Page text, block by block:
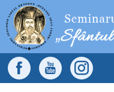
Sari la conținutul principal
Main